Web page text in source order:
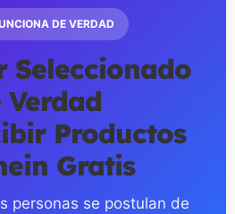
DE VERDAD
Seleccionado
Verdad
Productos
Gratis
personas se postulan de